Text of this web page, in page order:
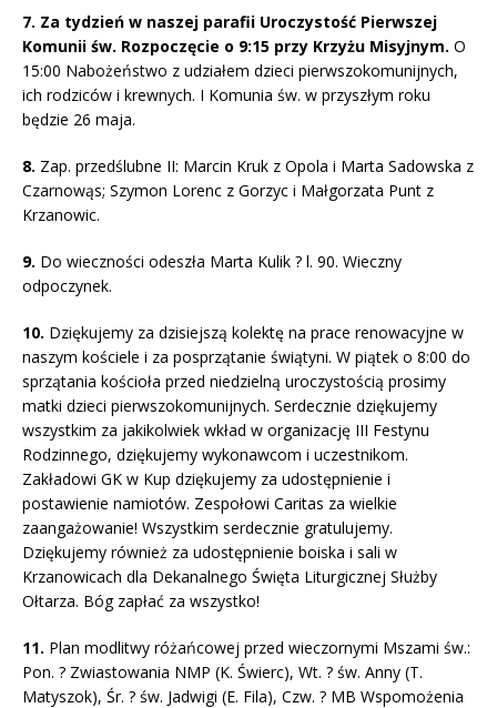
7. Za tydzień w naszej parafii Uroczystość Pierwszej
Komunii św. Rozpoczęcie o 9:15 przy Krzyżu Misyjnym. O
15:00 Nabożeństwo z udziałem dzieci pierwszokomunijnych,
ich rodziców i krewnych. I Komunia św. w przyszłym roku
będzie 26 maja.
8. Zap. przedślubne II: Marcin Kruk z Opola i Marta Sadowska z
Czarnowąs; Szymon Lorenc z Gorzyc i Małgorzata Punt z
Krzanowic.
9. Do wieczności odeszła Marta Kulik ? l. 90. Wieczny
odpoczynek.
10. Dziękujemy za dzisiejszą kolektę na prace renowacyjne w
naszym kościele i za posprzątanie świątyni. W piątek o 8:00 do
sprzątania kościoła przed niedzielną uroczystością prosimy
matki dzieci pierwszokomunijnych. Serdecznie dziękujemy
wszystkim za jakikolwiek wkład w organizację III Festynu
Rodzinnego, dziękujemy wykonawcom i uczestnikom.
Zakładowi GK w Kup dziękujemy za udostępnienie i
postawienie namiotów. Zespołowi Caritas za wielkie
zaangażowanie! Wszystkim serdecznie gratulujemy.
Dziękujemy również za udostępnienie boiska i sali w
Krzanowicach dla Dekanalnego Święta Liturgicznej Służby
Ołtarza. Bóg zapłać za wszystko!
11. Plan modlitwy różańcowej przed wieczornymi Mszami św.:
Pon. ? Zwiastowania NMP (K. Świerc), Wt. ? św. Anny (T.
Matyszok), Śr. ? św. Jadwigi (E. Fila), Czw. ? MB Wspomożenia